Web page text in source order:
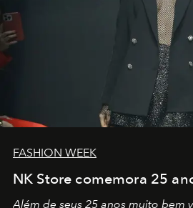
FASHION WEEK
NK Store comemora 25
Além de seus 25 anos muito bem